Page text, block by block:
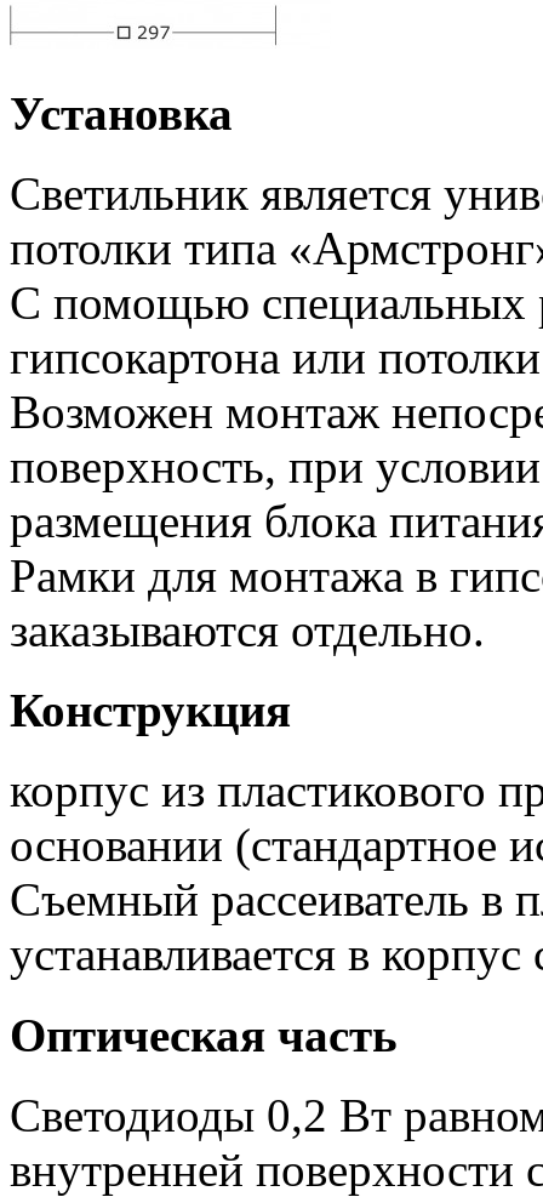
Установка
Светильник является
потолки типа
С помощью специальных
гипсокартона или
Возможен монтаж
поверхность, при
размещения блока
Рамки для монтажа в
заказываются отдельно.
Конструкция
корпус из пластикового
основании (стандартное
Съемный рассеиватель в
устанавливается в
Оптическая часть
Светодиоды 0,2 Вт
внутренней поверхности